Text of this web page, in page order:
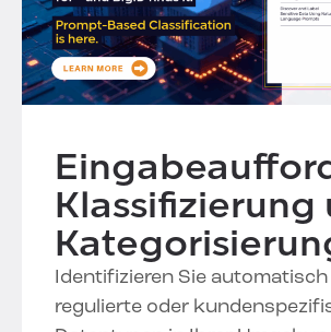
Klassifizierung
Identifizieren Sie automatisch
regulierte oder